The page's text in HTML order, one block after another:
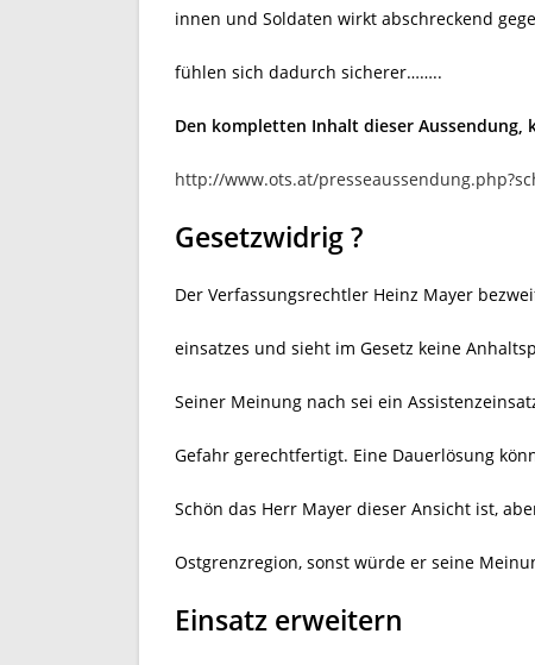
innen und Soldaten wirkt abschreckend
fühlen sich dadurch sicherer……..
Den kompletten Inhalt dieser Aussendung,
http://www.ots.at/
Gesetzwidrig ?
Der Verfassungsrechtler Heinz Mayer
einsatzes und sieht im Gesetz keine
Seiner Meinung nach sei ein
Gefahr gerechtfertigt. Eine Dauerlösung
Schön das Herr Mayer dieser Ansicht ist,
Ostgrenzregion, sonst würde er seine
Einsatz erweitern